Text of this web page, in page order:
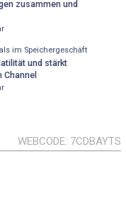
zusammen und
im Speichergeschäft
und stärkt
WEBCODE 7CDBAYTS